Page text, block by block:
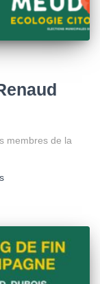
membres de la